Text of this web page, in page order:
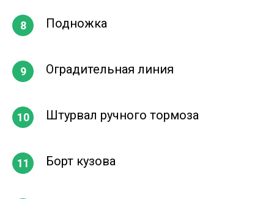
Подножка
Оградительная линия
Штурвал ручного тормоза
Борт кузова